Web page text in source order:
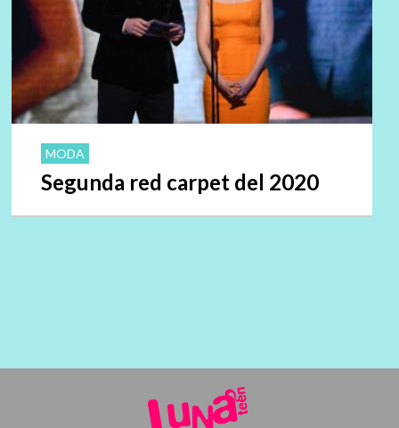
MODA
Segunda red carpet del 2020